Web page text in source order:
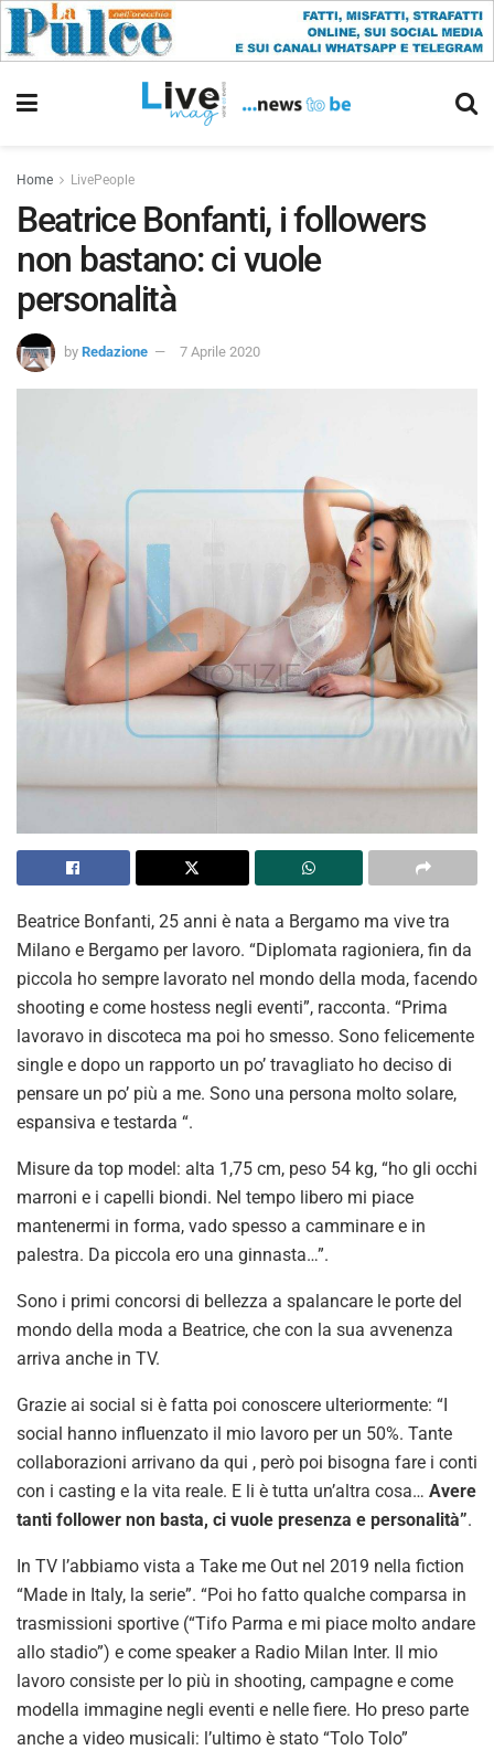
Home LivePeople
Beatrice Bonfanti, i followers
non bastano: ci vuole
personalità
by Redazione 7 Aprile 2020
Beatrice Bonfanti, 25 anni è nata a Bergamo ma vive tra
Milano e Bergamo per lavoro. “Diplomata ragioniera, fin da
piccola ho sempre lavorato nel mondo della moda, facendo
shooting e come hostess negli eventi”, racconta. “Prima
lavoravo in discoteca ma poi ho smesso. Sono felicemente
single e dopo un rapporto un po’ travagliato ho deciso di
pensare un po’ più a me. Sono una persona molto solare,
espansiva e testarda “.
Misure da top model: alta 1,75 cm, peso 54 kg, “ho gli occhi
marroni e i capelli biondi. Nel tempo libero mi piace
mantenermi in forma, vado spesso a camminare e in
palestra. Da piccola ero una ginnasta…”.
Sono i primi concorsi di bellezza a spalancare le porte del
mondo della moda a Beatrice, che con la sua avvenenza
arriva anche in TV.
Grazie ai social si è fatta poi conoscere ulteriormente: “I
social hanno influenzato il mio lavoro per un 50%. Tante
collaborazioni arrivano da qui , però poi bisogna fare i conti
con i casting e la vita reale. E li è tutta un’altra cosa… Avere
tanti follower non basta, ci vuole presenza e personalità”.
In TV l’abbiamo vista a Take me Out nel 2019 nella fiction
“Made in Italy, la serie”. “Poi ho fatto qualche comparsa in
trasmissioni sportive (“Tifo Parma e mi piace molto andare
allo stadio”) e come speaker a Radio Milan Inter. Il mio
lavoro consiste per lo più in shooting, campagne e come
modella immagine negli eventi e nelle fiere. Ho preso parte
anche a video musicali: l’ultimo è stato “Tolo Tolo”